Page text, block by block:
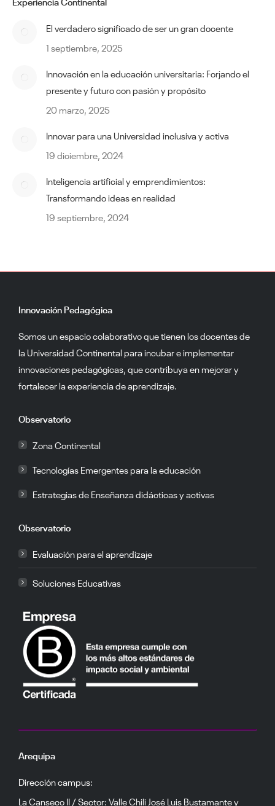
El verdadero significado de ser un gran docente
1 septiembre, 2025
Innovación en la educación universitaria: Forjando el
presente y futuro con pasión y propósito
20 marzo, 2025
Innovar para una Universidad inclusiva y activa
19 diciembre, 2024
Inteligencia artificial y emprendimientos:
Transformando ideas en realidad
19 septiembre, 2024
Innovación Pedagógica
Somos un espacio colaborativo que tienen los docentes de
la Universidad Continental para incubar e implementar
innovaciones pedagógicas, que contribuya en mejorar y
fortalecer la experiencia de aprendizaje.
Observatorio
Zona Continental
Tecnologías Emergentes para la educación
Estrategias de Enseñanza didácticas y activas
Observatorio
Evaluación para el aprendizaje
Soluciones Educativas
Arequipa
Dirección campus:
La Canseco II / Sector: Valle Chili José Luis Bustamante y